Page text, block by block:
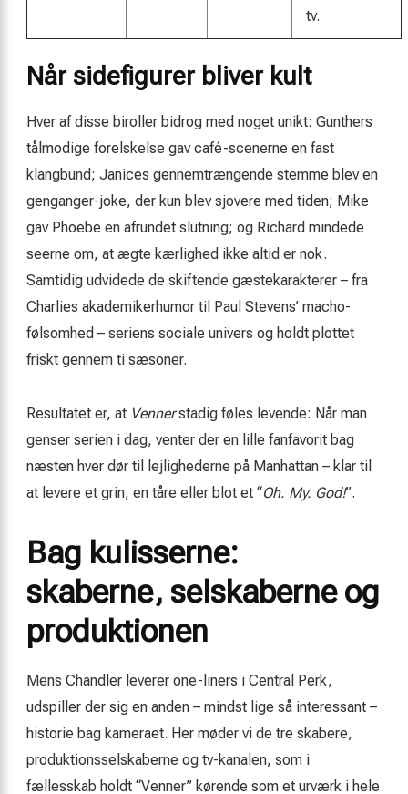
tv.
Når sidefigurer bliver kult
Hver af disse biroller bidrog med noget unikt: Gunthers
tålmodige forelskelse gav café-scenerne en fast
klangbund; Janices gennemtrængende stemme blev en
genganger-joke, der kun blev sjovere med tiden; Mike
gav Phoebe en afrundet slutning; og Richard mindede
seerne om, at ægte kærlighed ikke altid er nok.
Samtidig udvidede de skiftende gæstekarakterer – fra
Charlies akademikerhumor til Paul Stevens’ macho-
følsomhed – seriens sociale univers og holdt plottet
friskt gennem ti sæsoner.
Resultatet er, at Vennerstadig føles levende: Når man
genser serien i dag, venter der en lille fanfavorit bag
næsten hver dør til lejlighederne på Manhattan – klar til
at levere et grin, en tåre eller blot et “Oh. My. God!”.
Bag kulisserne:
skaberne, selskaberne og
produktionen
Mens Chandler leverer one-liners i Central Perk,
udspiller der sig en anden – mindst lige så interessant –
historie bag kameraet. Her møder vi de tre skabere,
produktionsselskaberne og tv-kanalen, som i
fællesskab holdt “Venner” kørende som et urværk i hele